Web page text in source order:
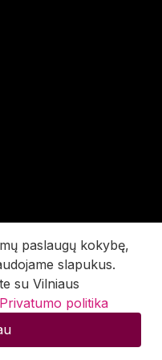
paslaugų kokybę,
slapukus.
su Vilniaus
Privatumo politika